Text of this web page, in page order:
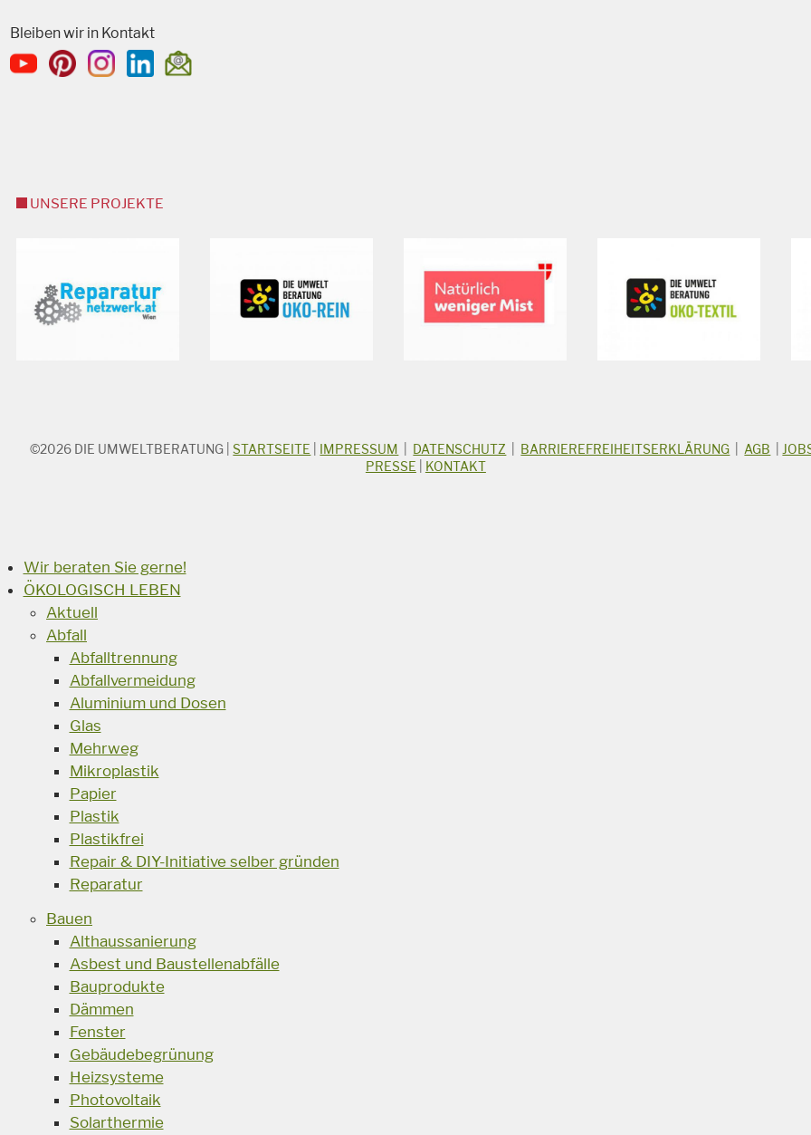
Bleiben wir in Kontakt
UNSERE PROJEKTE
©2026 DIE UMWELTBERATUNG |STARTSEITE IMPRESSUM DATENSCHUTZ BARRIEREFREIHEITSERKLÄRUNG AGB
PRESSE
KONTAKT
Wir beraten Sie gerne!
ÖKOLOGISCH LEBEN
Aktuell
Abfall
Abfalltrennung
Abfallvermeidung
Aluminium und Dosen
Glas
Mehrweg
Mikroplastik
Papier
Plastik
Plastikfrei
Repair & DIY-Initiative selber gründen
Reparatur
Bauen
Althaussanierung
Asbest und Baustellenabfälle
Bauprodukte
Dämmen
Fenster
Gebäudebegrünung
Heizsysteme
Photovoltaik
Solarthermie